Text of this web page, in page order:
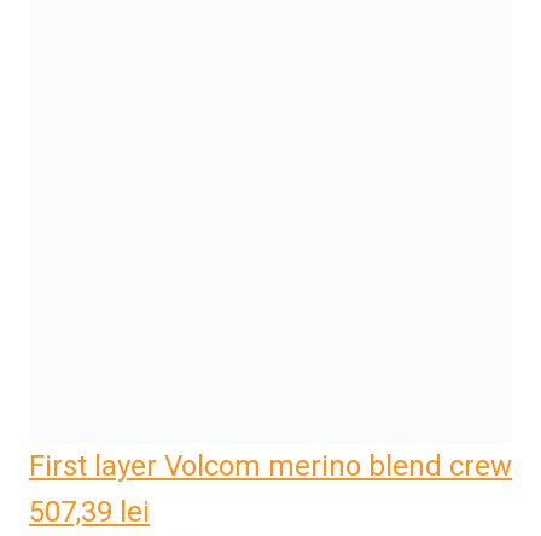
First layer Volcom merino blend crew
507,39 lei